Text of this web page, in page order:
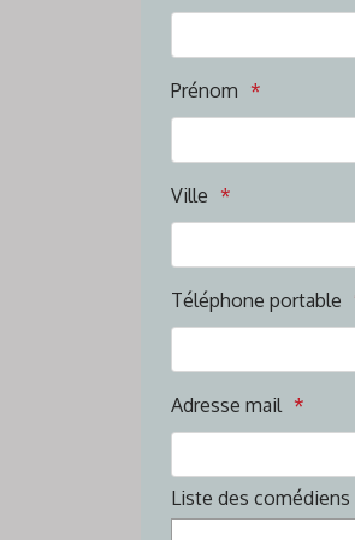
Prénom
Ville
Téléphone portable
Adresse mail
Liste des